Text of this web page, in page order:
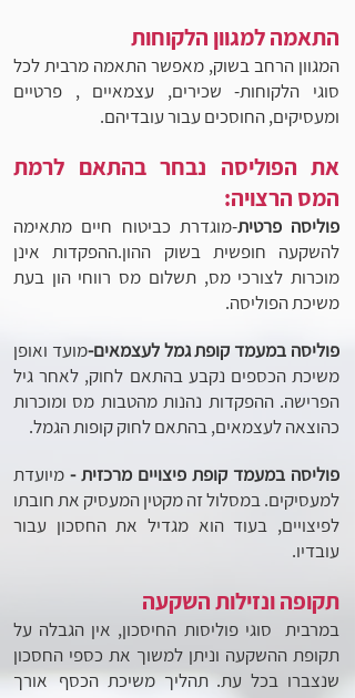
התאמה למגוון הלקוחות
המגוון הרחב בשוק, מאפשר התאמה מרבית לכל
סוגי הלקוחות- שכירים, עצמאיים , פרטיים
ומעסיקים, החוסכים עבור עובדיהם.
את הפוליסה נבחר בהתאם לרמת
המס הרצויה:
פוליסה פרטית-מוגדרת כביטוח חיים מתאימה
להשקעה חופשית בשוק ההון.ההפקדות אינן
מוכרות לצורכי מס, תשלום מס רווחי הון בעת
משיכת הפוליסה.
פוליסה במעמד קופת גמל לעצמאים-מועד ואופן
משיכת הכספים נקבע בהתאם לחוק, לאחר גיל
הפרישה. ההפקדות נהנות מהטבות מס ומוכרות
כהוצאה לעצמאים, בהתאם לחוקקופות הגמל.
פוליסה במעמד קופת פיצויים מרכזית - מיועדת
למעסיקים. במסלול זה מקטין המעסיק את חובתו
לפיצויים, בעוד הוא מגדיל את החסכון עבור
עובדיו.
תקופה ונזילות השקעה
במרבית סוגי פוליסות החיסכון, אין הגבלה על
תקופת ההשקעה וניתן למשוך את כספי החסכון
שנצברו בכל עת. תהליך משיכת הכסף אורך